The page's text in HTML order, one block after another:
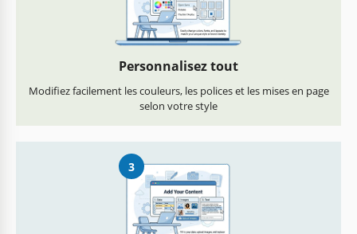
Personnalisez tout
Modifiez facilement les couleurs, les polices et les mises en page
selon votre style
3